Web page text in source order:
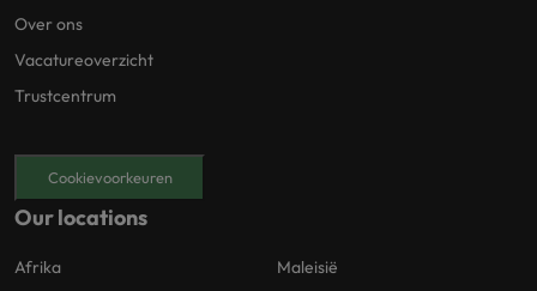
Over ons
Vacatureoverzicht
Trustcentrum
Cookievoorkeuren
Our locations
Afrika
Maleisië